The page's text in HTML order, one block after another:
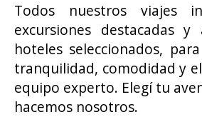
Todos nuestros viajes
excursiones destacadas
hoteles seleccionados,
tranquilidad, comodidad y
equipo experto. Elegí tu
hacemos nosotros.